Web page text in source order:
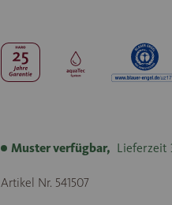
Muster verfügbar, Lieferzeit
Artikel Nr. 541507